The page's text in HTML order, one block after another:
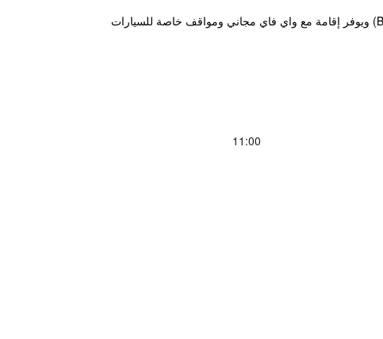
يقع مكان إقامة "IRO Jeju" في سيوجويبو في جزيرة جيجو بالقرب من شاطئ باكسوجيجيونج (Baksugijeong Beach) ويوفر إقامة مع واي فاي مجاني ومواقف خاصة للسيارات
11:00